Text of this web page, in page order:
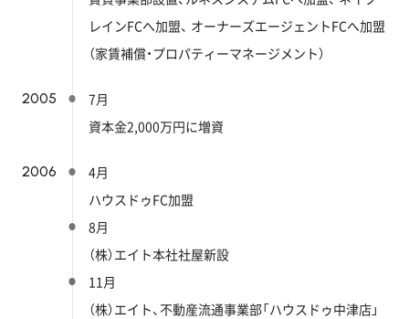
レインFCへ加盟、 オーナーズエージェントFCへ加盟
（家賃補償・プロパティーマネージメント）
2005
7月
資本金2,000万円に増資
2006
4月
ハウスドゥFC加盟
8月
（株）エイト本社社屋新設
11月
（株）エイト、不動産流通事業部「ハウスドゥ中津店」